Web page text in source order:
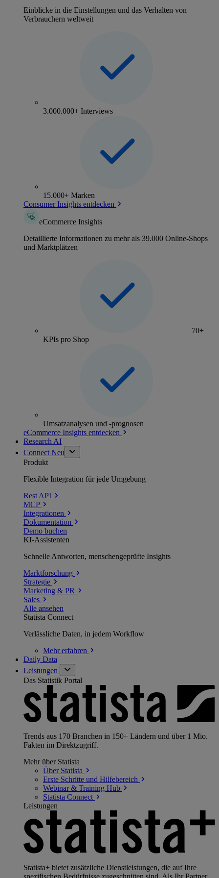
Einblicke in die Einstellungen und das Verhalten von
Verbrauchern weltweit
3.000.000+ Interviews
15.000+ Marken
Consumer Insights entdecken
eCommerce Insights
Detaillierte Informationen zu mehr als 39.000 Online-Shops
und Marktplätzen
70+
KPIs pro Shop
Umsatzanalysen und -prognosen
eCommerce Insights entdecken
Research AI
Connect Neu
Produkt
Flexible Integration für jede Umgebung
Rest API
MCP
Integrationen
Dokumentation
Demo buchen
KI-Assistenten
Schnelle Antworten, menschengeprüfte Insights
Marktforschung
Strategie
Marketing & PR
Sales
Alle ansehen
Statista Connect
Verlässliche Daten, in jedem Workflow
Mehrerfahren
Daily Data
Leistungen
Das Statistik Portal
Trends aus 170 Branchen in 150+ Ländern und über 1 Mio.
Fakten im Direktzugriff.
Mehr über Statista
Über Statista
Erste Schritte und Hilfebereich
Webinar & Training Hub
Statista Connect
Leistungen
Statista+ bietet zusätzliche Dienstleistungen, die auf Ihre
spezifischen Bedürfnisse zugeschnitten sind. Als Ihr Partner